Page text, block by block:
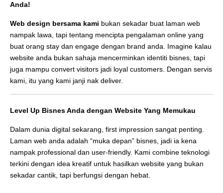
Anda!
Web design bersama kami bukan sekadar buat laman web
nampak lawa, tapi tentang mencipta pengalaman online yang
buat orang stay dan engage dengan brand anda. Imagine kalau
website anda bukan sahaja mencerminkan identiti bisnes, tapi
juga mampu convert visitors jadi loyal customers. Dengan servis
kami, itu yang kami janji nak deliver.
Level Up Bisnes Anda dengan Website Yang Memukau
Dalam dunia digital sekarang, first impression sangat penting.
Laman web anda adalah “muka depan” bisnes, jadi ia kena
nampak professional dan user-friendly. Kami combine teknologi
terkini dengan idea kreatif untuk hasilkan website yang bukan
sekadar cantik, tapi berfungsi dengan hebat.